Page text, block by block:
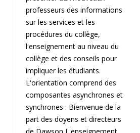
professeurs des informations
sur les services et les
procédures du collège,
l'enseignement au niveau du
collège et des conseils pour
impliquer les étudiants.
L'orientation comprend des
composantes asynchrones et
synchrones : Bienvenue de la
part des doyens et directeurs